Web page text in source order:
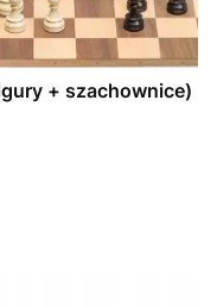
+ szachownice)